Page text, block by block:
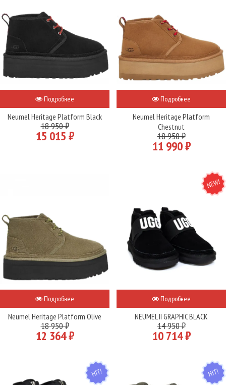
Подробнее
Neumel Heritage Platform Black
18 950 ₽
15 015 ₽
Подробнее
Neumel Heritage Platform
Chestnut
18 950 ₽
11 990 ₽
Подробнее
Neumel Heritage Platform Olive
18 950 ₽
12 364 ₽
NEW
Подробнее
NEUMEL II GRAPHIC BLACK
14 950 ₽
10 714 ₽
HIT HIT